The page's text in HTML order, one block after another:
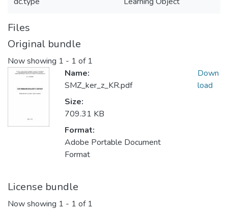
Files
Original bundle
Now showing 1 - 1 of 1
Name:
SMZ_ker_z_KR.pdf
Size:
709.31 KB
Format:
Adobe Portable Document
Format
Down
load
License bundle
Now showing 1 - 1 of 1